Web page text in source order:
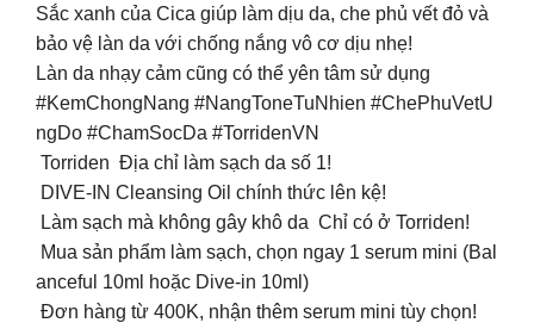
Sắc xanh của Cica giúp làm dịu da, che phủ vết đỏ và
bảo vệ làn da với chống nắng vô cơ dịu nhẹ!
Làn da nhạy cảm cũng có thể yên tâm sử dụng
#KemChongNang #NangToneTuNhien #ChePhuVetU
ngDo #ChamSocDa #TorridenVN
Torriden Địa chỉ làm sạch da số 1!
DIVE-IN Cleansing Oil chính thức lên kệ!
Làm sạch mà không gây khô da Chỉ có ở Torriden!
Mua sản phẩm làm sạch, chọn ngay 1 serum mini (Bal
anceful 10ml hoặc Dive-in 10ml)
Đơn hàng từ 400K, nhận thêm serum mini tùy chọn!